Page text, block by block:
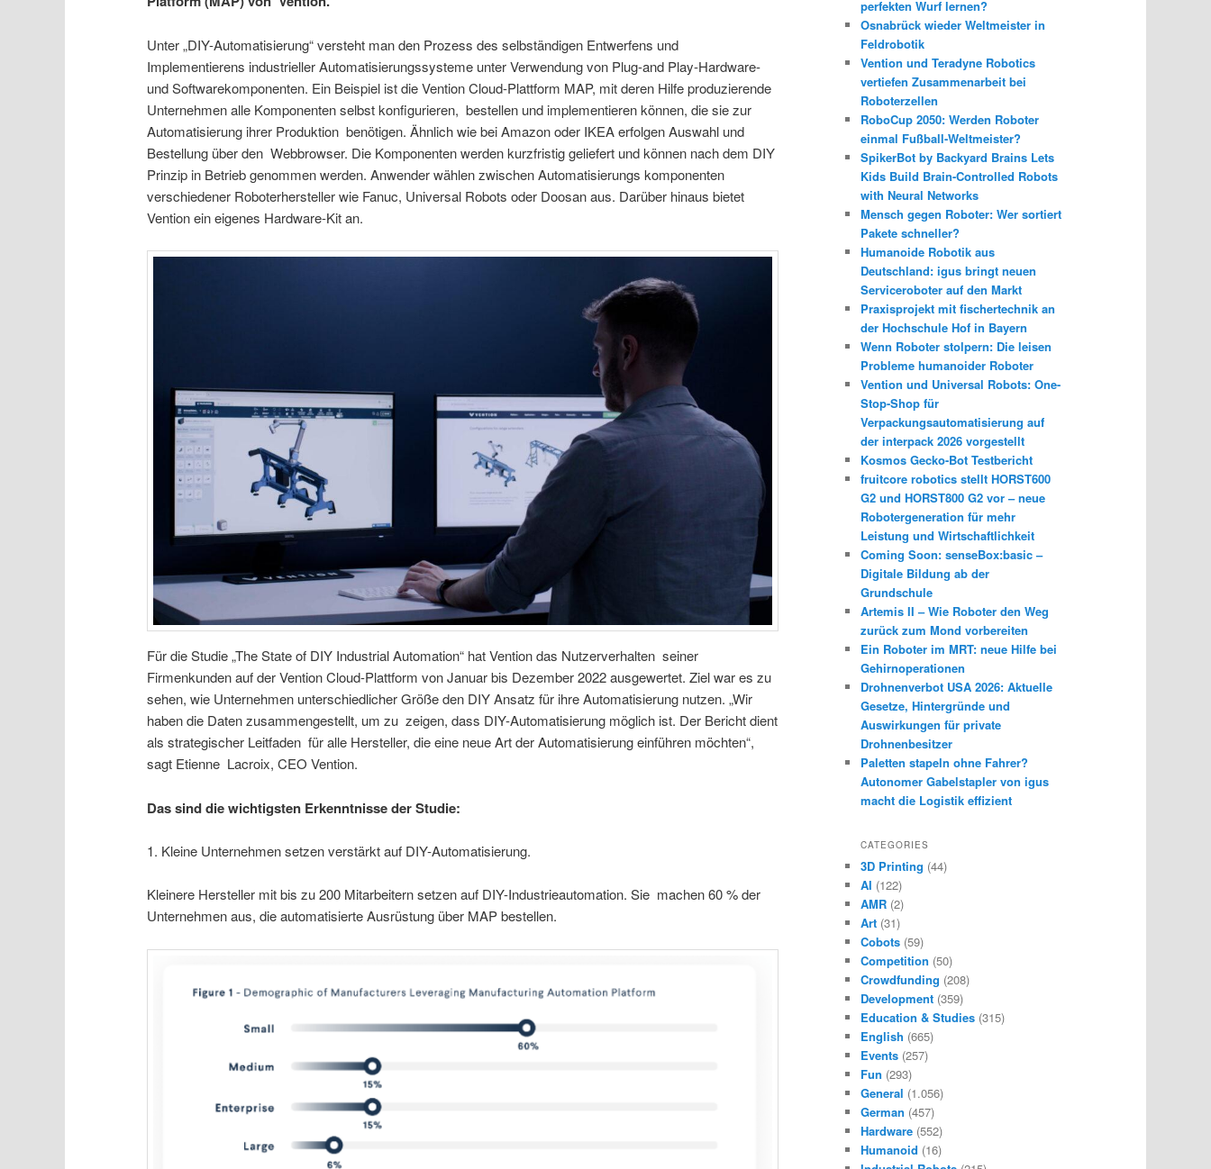
Unter „DIY-Automatisierung“ versteht man den Prozess des selbständigen Entwerfens und
Implementierens industrieller Automatisierungssysteme unter Verwendung von Plug-and Play-Hardware-
und Softwarekomponenten. Ein Beispiel ist die Vention Cloud-Plattform MAP, mit deren Hilfe produzierende
Unternehmen alle Komponenten selbst konfigurieren, bestellen und implementieren können, die sie zur
Automatisierung ihrer Produktion benötigen. Ähnlich wie bei Amazon oder IKEA erfolgen Auswahl und
Bestellung über den Webbrowser. Die Komponenten werden kurzfristig geliefert und können nach dem DIY
Prinzip in Betrieb genommen werden. Anwender wählen zwischen Automatisierungs komponenten
verschiedener Roboterhersteller wie Fanuc, Universal Robots oder Doosan aus. Darüber hinaus bietet
Vention ein eigenes Hardware-Kit an.
Für die Studie „The State of DIY Industrial Automation“ hat Vention das Nutzerverhalten seiner
Firmenkunden auf der Vention Cloud-Plattform von Januar bis Dezember 2022 ausgewertet. Ziel war es zu
sehen, wie Unternehmen unterschiedlicher Größe den DIY Ansatz für ihre Automatisierung nutzen. „Wir
haben die Daten zusammengestellt, um zu zeigen, dass DIY-Automatisierung möglich ist. Der Bericht dient
als strategischer Leitfaden für alle Hersteller, die eine neue Art der Automatisierung einführen möchten“,
sagt Etienne Lacroix, CEO Vention.
Das sind die wichtigsten Erkenntnisse der Studie:
1. Kleine Unternehmen setzen verstärkt auf DIY-Automatisierung.
Kleinere Hersteller mit bis zu 200 Mitarbeitern setzen auf DIY-Industrieautomation. Sie machen 60 % der
Unternehmen aus, die automatisierte Ausrüstung über MAP bestellen.
perfekten Wurf lernen?
Osnabrück wieder Weltmeister in
Feldrobotik
Vention und Teradyne Robotics
vertiefen Zusammenarbeit bei
Roboterzellen
RoboCup 2050: Werden Roboter
einmal Fußball-Weltmeister?
SpikerBot by Backyard Brains Lets
Kids Build Brain-Controlled Robots
with Neural Networks
Mensch gegen Roboter: Wer sortiert
Pakete schneller?
Humanoide Robotik aus
Deutschland: igus bringt neuen
Serviceroboter auf den Markt
Praxisprojekt mit fischertechnik an
der Hochschule Hof in Bayern
Wenn Roboter stolpern: Die leisen
Probleme humanoider Roboter
Vention und Universal Robots: One-
Stop-Shop für
Verpackungsautomatisierung auf
der interpack 2026 vorgestellt
Kosmos Gecko-Bot Testbericht
fruitcore robotics stellt HORST600
G2 und HORST800 G2 vor – neue
Robotergeneration für mehr
Leistung und Wirtschaftlichkeit
Coming Soon: senseBox:basic –
Digitale Bildung ab der
Grundschule
Artemis II – Wie Roboter den Weg
zurück zum Mond vorbereiten
Ein Roboter im MRT: neue Hilfe bei
Gehirnoperationen
Drohnenverbot USA 2026: Aktuelle
Gesetze, Hintergründe und
Auswirkungen für private
Drohnenbesitzer
Paletten stapeln ohne Fahrer?
Autonomer Gabelstapler von igus
macht die Logistik effizient
CATEGORIES
3D Printing (44)
AI (122)
AMR (2)
Art (31)
Cobots (59)
Competition (50)
Crowdfunding (208)
Development (359)
Education & Studies (315)
English (665)
Events (257)
Fun (293)
General (1.056)
German (457)
Hardware (552)
Humanoid (16)